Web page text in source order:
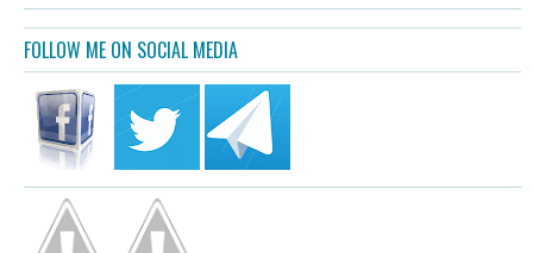
FOLLOW ME ON SOCIAL MEDIA